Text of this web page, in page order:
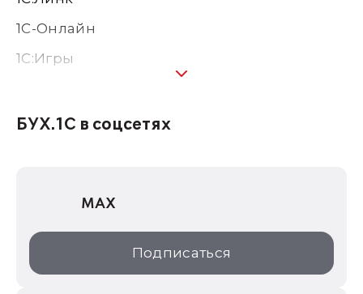
1С-Онлайн
1C:Игры
1С:Консалтинг
1С:Дистрибьюция
1С:Образование
ИТС.1C.ru
БУХ.1С в соцсетях
MAX
Подписаться